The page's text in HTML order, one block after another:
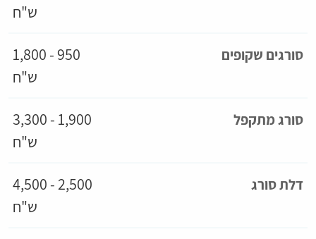
ש"ח
סורגים שקופים
950 - 1,800
ש"ח
סורג מתקפל
1,900 - 3,300
ש"ח
דלת סורג
2,500 - 4,500
ש"ח